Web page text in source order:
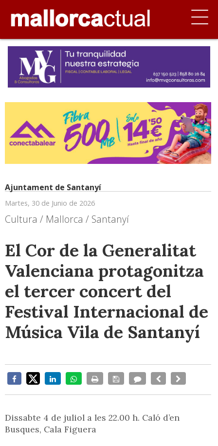
Ajuntament de Santanyí
Martes, 30 de Junio de 2026
Cultura / Mallorca / Santanyí
El Cor de la Generalitat
Valenciana protagonitza
el tercer concert del
Festival Internacional de
Música Vila de Santanyí
Dissabte 4 de juliol a les 22.00 h. Caló d’en
Busques, Cala Figuera